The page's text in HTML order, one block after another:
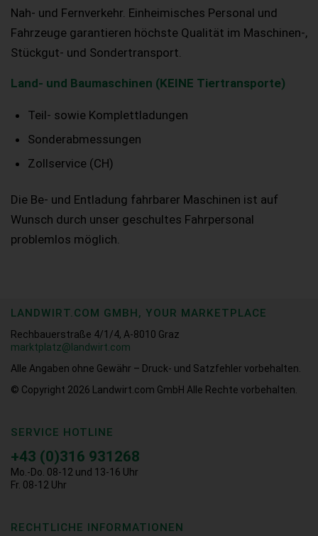
Nah- und Fernverkehr. Einheimisches Personal und
Fahrzeuge garantieren höchste Qualität im Maschinen-,
Stückgut- und Sondertransport.
Land- und Baumaschinen (KEINE Tiertransporte)
Teil- sowie Komplettladungen
Sonderabmessungen
Zollservice (CH)
Die Be- und Entladung fahrbarer Maschinen ist auf
Wunsch durch unser geschultes Fahrpersonal
problemlos möglich.
LANDWIRT.COM GMBH, YOUR MARKETPLACE
Rechbauerstraße 4/1/4, A-8010 Graz
marktplatz@landwirt.com
Alle Angaben ohne Gewähr – Druck- und Satzfehler vorbehalten.
© Copyright 2026
Landwirt.com GmbH Alle Rechte vorbehalten.
SERVICE HOTLINE
+43 (0)316 931268
Mo.-Do. 08-12 und 13-16 Uhr
Fr. 08-12 Uhr
RECHTLICHE INFORMATIONEN